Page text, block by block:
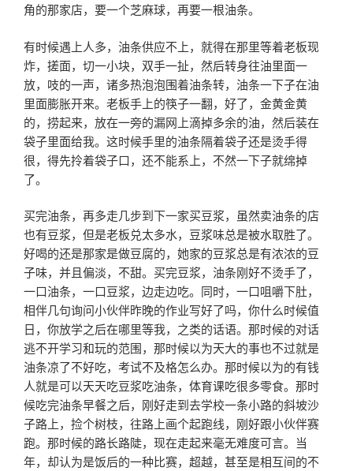
角的那家店，要一个芝麻球，再要一根油条。
有时候遇上人多，油条供应不上，就得在那里等着老板现
炸，搓面，切一小块，双手一扯，然后转身往油里面一
放，吱的一声，诸多热泡泡围着油条转，油条一下子在油
里面膨胀开来。老板手上的筷子一翻，好了，金黄金黄
的，捞起来，放在一旁的漏网上滴掉多余的油，然后装在
袋子里面给我。这时候手里的油条隔着袋子还是烫手得
很，得先拎着袋子口，还不能系上，不然一下子就绵掉
了。
买完油条，再多走几步到下一家买豆浆，虽然卖油条的店
也有豆浆，但是老板兑太多水，豆浆味总是被水取胜了。
好喝的还是那家是做豆腐的，她家的豆浆总是有浓浓的豆
子味，并且偏淡，不甜。买完豆浆，油条刚好不烫手了，
一口油条，一口豆浆，边走边吃。同时，一口咀嚼下肚，
相伴几句询问小伙伴昨晚的作业写好了吗，你什么时候值
日，你放学之后在哪里等我，之类的话语。那时候的对话
逃不开学习和玩的范围，那时候以为天大的事也不过就是
油条凉了不好吃，考试不及格怎么办。那时候以为的有钱
人就是可以天天吃豆浆吃油条，体育课吃很多零食。那时
候吃完油条早餐之后，刚好走到去学校一条小路的斜坡沙
子路上，捡个树枝，往路上画个起跑线，刚好跟小伙伴赛
跑。那时候的路长路陡，现在走起来毫无难度可言。当
年，却认为是饭后的一种比赛，超越，甚至是相互间的不